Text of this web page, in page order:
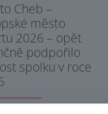
Cheb –
město
2026 – opět
podpořilo
spolku v roce